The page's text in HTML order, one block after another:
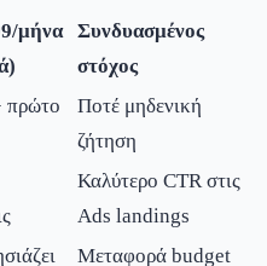
μήνα
Συνδυασμένος
στόχος
πρώτο
Ποτέ μηδενική
ζήτηση
Καλύτερο CTR στις
Ads landings
Μεταφορά budget